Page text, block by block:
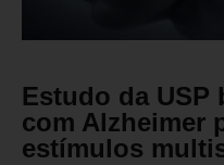
Estudo da
com Alzheimer
estímulos